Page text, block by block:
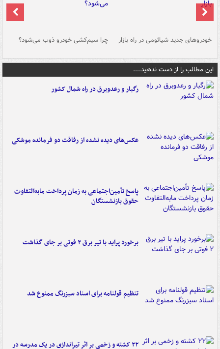
خودروهای جدید شیائومی در راه بازار چرا سیم‌کشی خودرو ذوب می‌شود؟
این مطالب را از دست ندهید....
رگبار و رعدوبرق در راه شمال کشور
عکس‌های دیده نشده از رفاقت دو فرمانده‌ موشکی
پاسخ تأمین‌اجتماعی به زمان پرداخت مابه‌التفاوت
حقوق بازنشستگان
برخورد پراید با تیر برق ۲ فوتی بر جای گذاشت
تنظیم قولنامه برای اسناد سبزرنگ ممنوع شد
۲۲ کشته و زخمی بر اثر تیراندازی در یک مدرسه در